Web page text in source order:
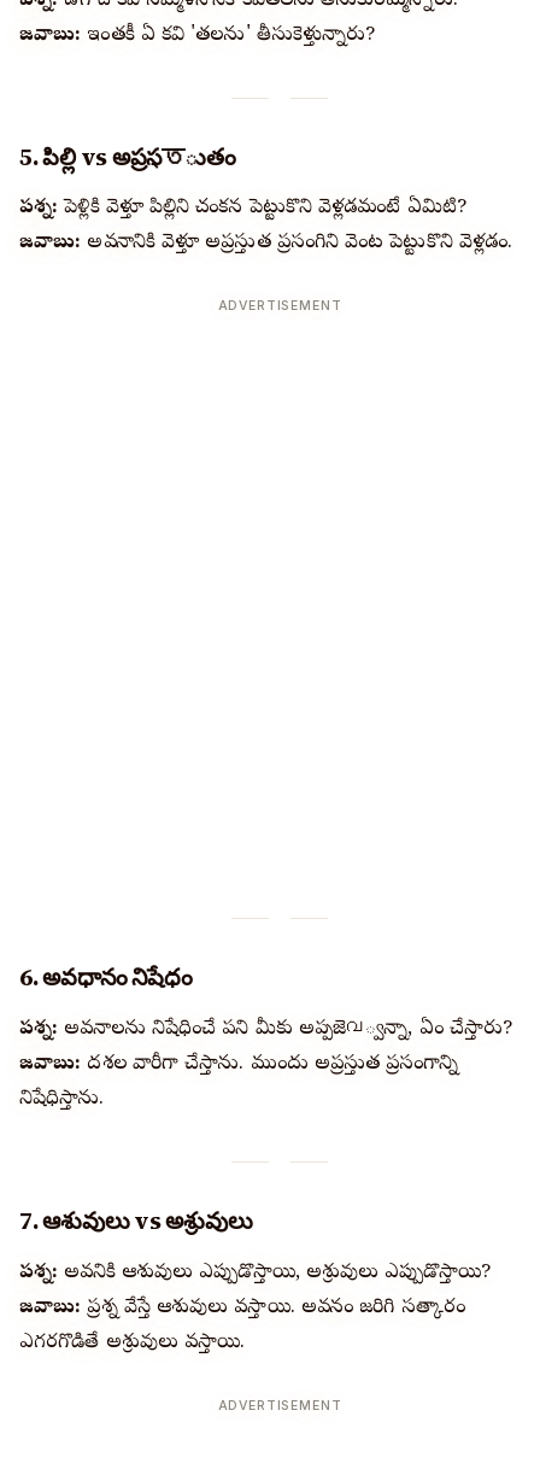
జవాబు: ఇంతకీ ఏ కవి 'తలను' తీసుకెళ్తున్నారు?
5. పిల్లి vs అప్రస্তుతం
ప్రశ్న: పెళ్లికి వెళ్తూ పిల్లిని చంకన పెట్టుకొని వెళ్లడమంటే ఏమిటి?
జవాబు: అవధానానికి వెళ్తూ అప్రస్తుత ప్రసంగిని వెంట పెట్టుకొని వెళ్లడం.
ADVERTISEMENT
6. అవధానం నిషేధం
ప్రశ్న: అవధానాలను నిషేధించే పని మీకు అప్పజెവ్వన్నా, ఏం చేస్తారు?
జవాబు: దశల వారీగా చేస్తాను. ముందు అప్రస్తుత ప్రసంగాన్ని
నిషేధిస్తాను.
7. ఆశువులు vs అశ్రువులు
ప్రశ్న: అవధానికి ఆశువులు ఎప్పుడొస్తాయి, అశ్రువులు ఎప్పుడొస్తాయి?
జవాబు: ప్రశ్న వేస్తే ఆశువులు వస్తాయి. అవధానం జరిగి సత్కారం
ఎగరగొడితే అశ్రువులు వస్తాయి.
ADVERTISEMENT